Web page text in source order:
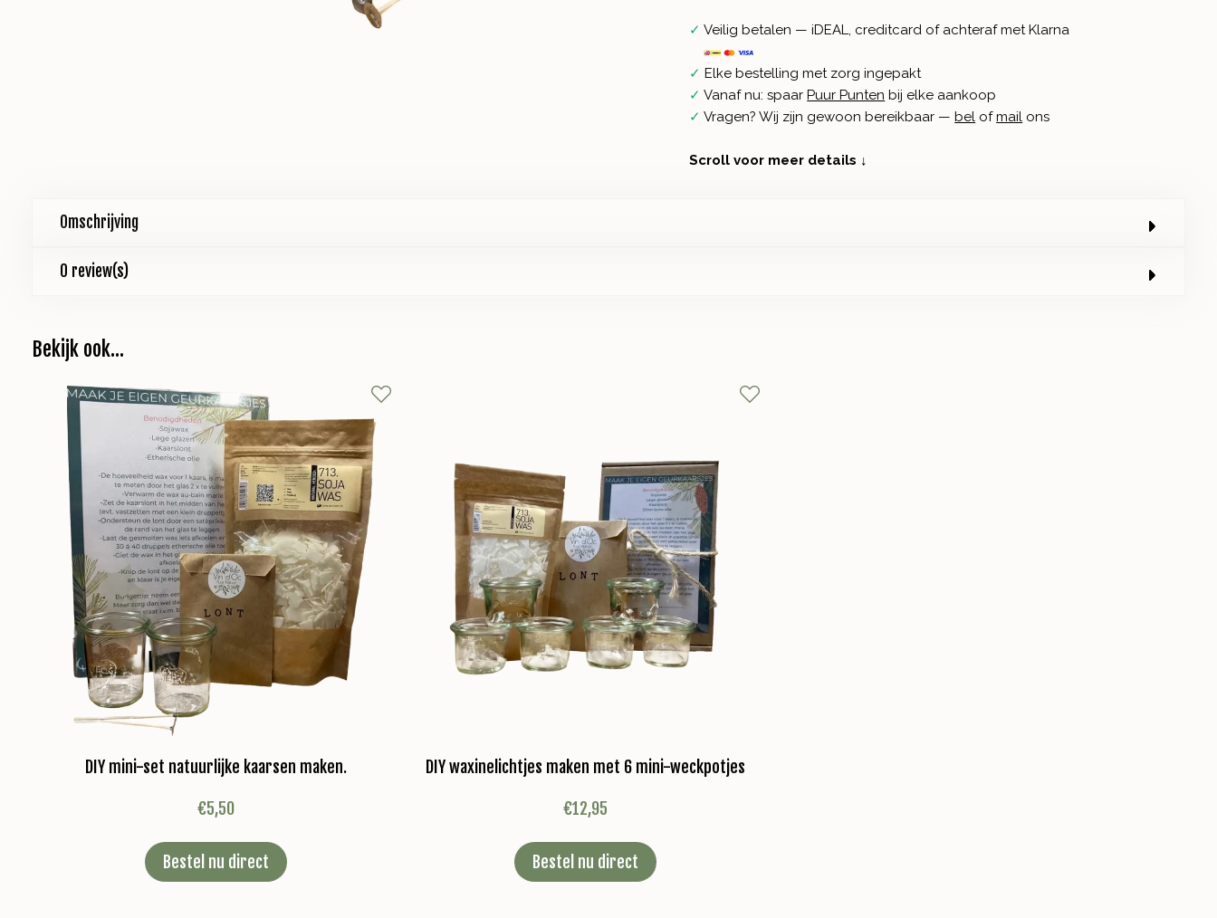
✓ Veilig betalen — iDEAL, creditcard of achteraf met Klarna
✓ Elke bestelling met zorg ingepakt
✓ Vanaf nu: spaar Puur Punten bij elke aankoop
✓ Vragen? Wij zijn gewoon bereikbaar — bel ofmail ons
Scroll voor meer details ↓
Omschrijving
0 review(s)
Bekijk ook...
DIY mini-set natuurlijke kaarsen maken.
€5,50
Bestel nu direct
DIY waxinelichtjes maken met 6 mini-weckpotjes
€12,95
Bestel nu direct